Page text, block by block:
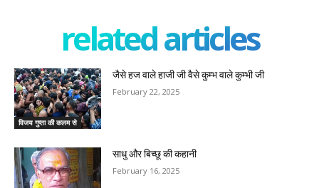
related articles
विजय गुप्ता की कलम से
जैसे हज वाले हाजी जी वैसे कुम्भ वाले कुम्भी जी
February 22, 2025
साधु और बिच्छू की कहानी
February 16, 2025